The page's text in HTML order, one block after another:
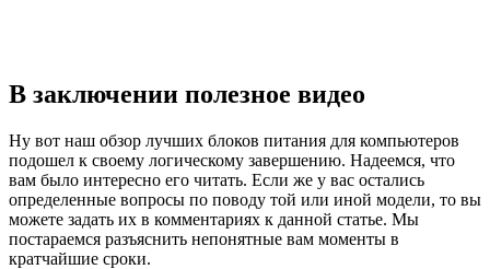
В заключении полезное видео
Ну вот наш обзор лучших блоков питания для компьютеров
подошел к своему логическому завершению. Надеемся, что
вам было интересно его читать. Если же у вас остались
определенные вопросы по поводу той или иной модели, то вы
можете задать их в комментариях к данной статье. Мы
постараемся разъяснить непонятные вам моменты в
кратчайшие сроки.